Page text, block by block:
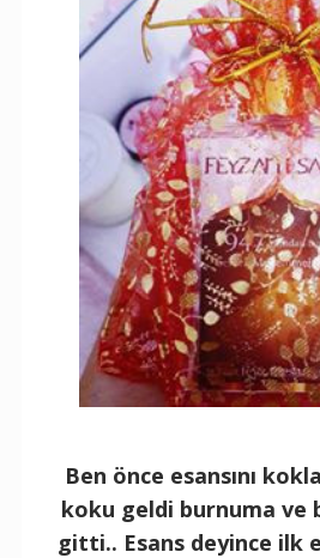
Ben önce esansını
koku geldi burnuma ve
gitti.. Esans deyince ilk